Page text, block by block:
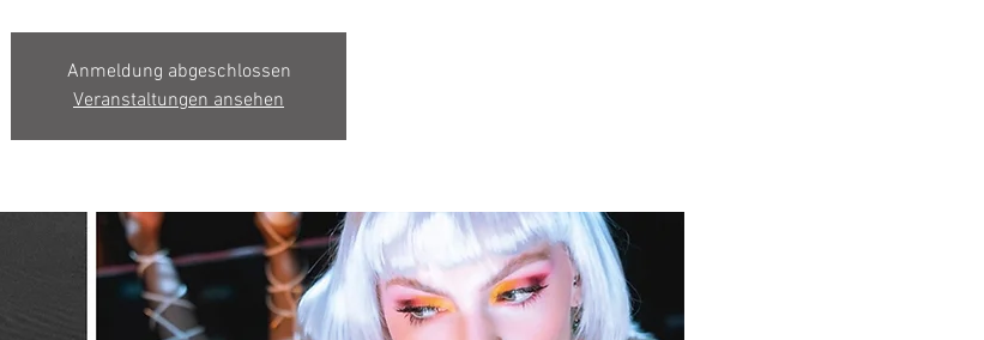
Anmeldung abgeschlossen
Veranstaltungen ansehen